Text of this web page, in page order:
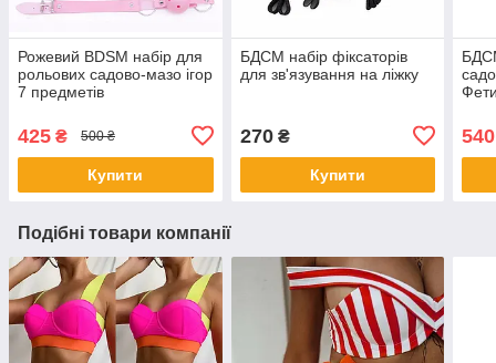
Рожевий BDSM набір для
рольових садово-мазо ігор
7 предметів
425 ₴ 500 ₴
Купити
БДСМ набір фіксаторів
для зв'язування на ліжку
270₴
Купити
540
Подібні товари компанії